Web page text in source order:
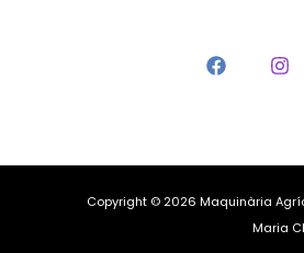
Copyright © 2026 Maquinària
Maria